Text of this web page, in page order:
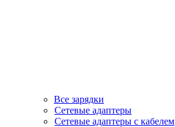
Все зарядки
Сетевые адаптеры
Сетевые адаптеры с кабелем